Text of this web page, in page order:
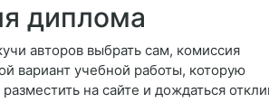
диплома
авторов выбрать сам, комиссия
вариант учебной работы, которую
на сайте и дождаться